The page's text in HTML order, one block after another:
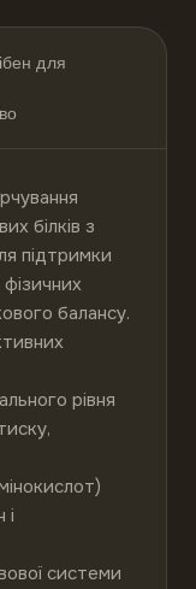
для
білків з
підтримки
фізичних
балансу.
рівня
системи